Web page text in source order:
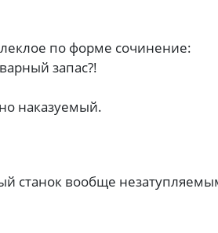
по форме сочинение:
запас?!
наказуемый.
станок вообще